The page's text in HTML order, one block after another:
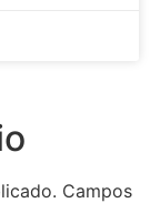
Campos